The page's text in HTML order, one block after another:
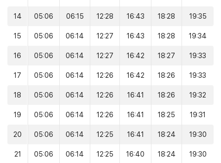
14 05:06 06:15 12:28 16:43 18:28 19:35
15 05:06 06:14 12:27 16:43 18:28 19:34
16 05:06 06:14 12:27 16:42 18:27 19:33
17 05:06 06:14 12:26 16:42 18:26 19:33
18 05:06 06:14 12:26 16:41 18:26 19:32
19 05:06 06:14 12:26 16:41 18:25 19:31
20 05:06 06:14 12:25 16:41 18:24 19:30
21 05:06 06:14 12:25 16:40 18:24 19:30